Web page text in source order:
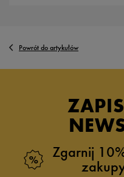
Powrót do artykułów
Zgarnij